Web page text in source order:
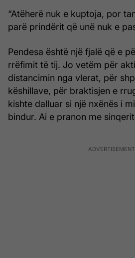
“Atëherë nuk e kuptoja, por
parë prindërit që unë nuk e
Pendesa është një fjalë që e
rrëfimit të tij. Jo vetëm për
distancimin nga vlerat, për
këshillave, për braktisjen e
kishte dalluar si një nxënës i
bindur. Ai e pranon me